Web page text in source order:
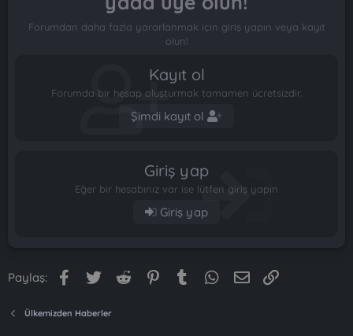
Forumdan daha fazla yararlanmak için giriş yapın veya kayıt
olun!
Kayıt ol
Forumda bir hesap oluşturmak tamamen ücretsizdir.
Şimdi kayıt ol
Giriş yap
Eğer bir hesabınız var ise lütfen giriş yapın
Giriş yap
Paylaş: Facebook
Twitter Reddit PinterestTumblr WhatsApp
E-posta
Ülkemizden Haberler